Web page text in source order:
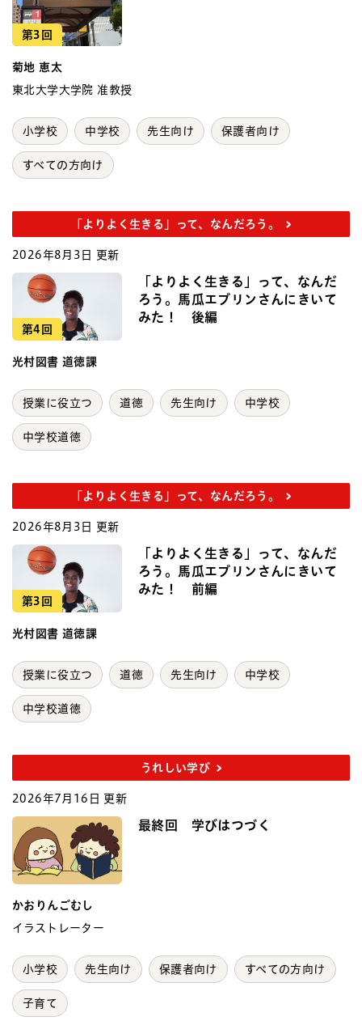
第3回
菊地 恵太
東北大学大学院 准教授
小学校 中学校 先生向け 保護者向け
すべての方向け
「よりよく生きる」って、なんだろう。
2026年8月3日 更新
第4回
「よりよく生きる」って、なんだ
ろう。馬瓜エブリンさんにきいて
みた！ 後編
光村図書 道徳課
授業に役立つ 道徳 先生向け 中学校
中学校道徳
「よりよく生きる」って、なんだろう。
2026年8月3日 更新
第3回
「よりよく生きる」って、なんだ
ろう。馬瓜エブリンさんにきいて
みた！ 前編
光村図書 道徳課
授業に役立つ 道徳 先生向け 中学校
中学校道徳
うれしい学び
2026年7月16日 更新
最終回 学びはつづく
かおりんごむし
イラストレーター
小学校 先生向け 保護者向け すべての方向け
子育て